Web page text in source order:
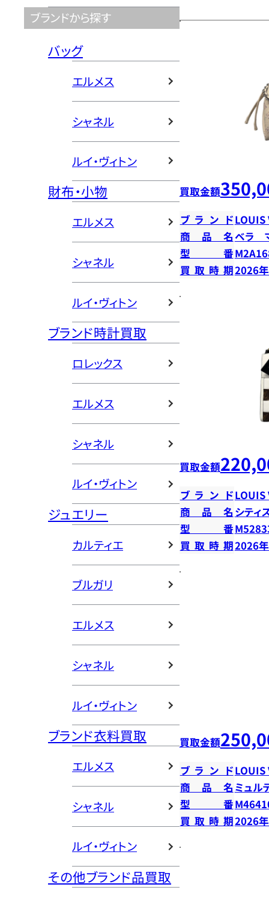
ブランドから探す
バッグ
エルメス
シャネル
ルイ・ヴィトン
財布・小物
エルメス
シャネル
ルイ・ヴィトン
ブランド時計買取
ロレックス
エルメス
シャネル
ルイ・ヴィトン
ジュエリー
カルティエ
ブルガリ
エルメス
シャネル
ルイ・ヴィトン
ブランド衣料買取
エルメス
シャネル
ルイ・ヴィトン
その他ブランド品買取
買取金額
ブランドLOUIS
商品名ベラ
型番
買取時期2026
買取金額
ブランドLOUIS
商品名 シティ
型番
買取時期2026
買取金額
ブランドLOUIS
商品名 ミュル
型番
買取時期2026